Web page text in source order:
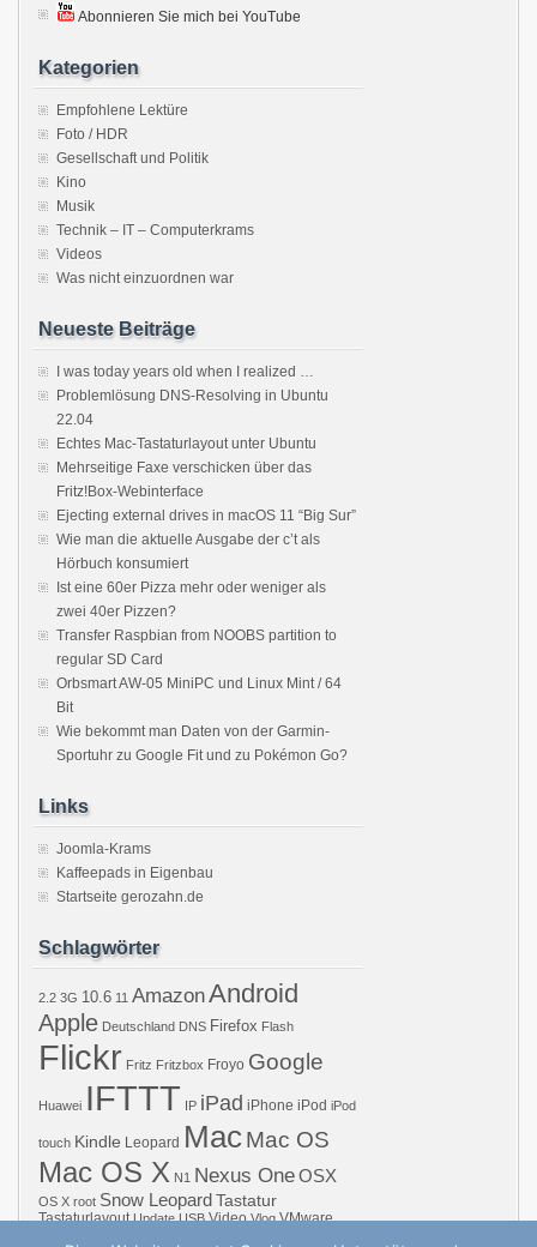
Abonnieren Sie mich bei YouTube
Kategorien
Empfohlene Lektüre
Foto / HDR
Gesellschaft und Politik
Kino
Musik
Technik – IT – Computerkrams
Videos
Was nicht einzuordnen war
Neueste Beiträge
I was today years old when I realized …
Problemlösung DNS-Resolving in Ubuntu
22.04
Echtes Mac-Tastaturlayout unter Ubuntu
Mehrseitige Faxe verschicken über das
Fritz!Box-Webinterface
Ejecting external drives in macOS 11 “Big Sur”
Wie man die aktuelle Ausgabe der c’t als
Hörbuch konsumiert
Ist eine 60er Pizza mehr oder weniger als
zwei 40er Pizzen?
Transfer Raspbian from NOOBS partition to
regular SD Card
Orbsmart AW-05 MiniPC und Linux Mint / 64
Bit
Wie bekommt man Daten von der Garmin-
Sportuhr zu Google Fit und zu Pokémon Go?
Links
Joomla-Krams
Kaffeepads in Eigenbau
Startseite gerozahn.de
Schlagwörter
2.2 3G 10.6 11 AmazonAndroid
Apple Deutschland DNS Firefox Flash
Flickr Fritz Fritzbox Froyo Google
Huawei IFTTT IP iPad iPhone iPod iPod
touch Kindle Leopard MacMac OS
Mac OS X N1 Nexus OneOSX
OS X root Snow LeopardTastatur
Tastaturlayout Update USB Video Vlog VMware
Windows